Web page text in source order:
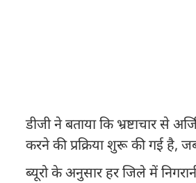
डीजी ने बताया कि भ्रष्टाचार से
करने की प्रक्रिया शुरू की गई है,
ब्यूरो के अनुसार हर जिले में